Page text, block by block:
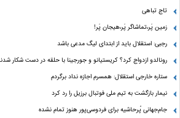
تاج تباهی
زمین پَر،تماشاگر پَر،هیجان پَر!
رجبی: استقلال باید از ابتدای لیگ مدعی باشد
رونالدو ازدواج کرد؟ کریستیانو و جورجینا با حلقه در دست شکار
ستاره خارجی استقلال: همسرم اجازه نداد برگردم
نیمار بازگشت به تیم ملی فوتبال برزیل را رد کرد
جام‌جهانی پُرحاشیه برای فردوسی‌پور هنوز تمام نشده